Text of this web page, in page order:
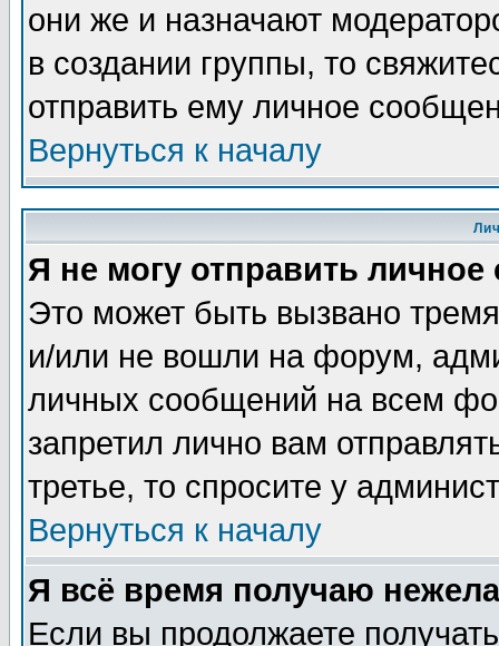
они же и назначают
в создании группы, то
отправить ему личное
Вернуться к началу
Я не могу отправить
Это может быть вызвано
и/или не вошли на форум,
личных сообщений на всем
запретил лично вам
третье, то спросите у
Вернуться к началу
Я всё время получаю
Если вы продолжаете